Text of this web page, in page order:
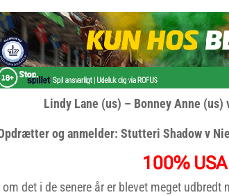
Lindy Lane (us) – Bonney Anne (us)
og anmelder: Stutteri Shadow v
100% USA
om det i de senere år er blevet meget udbredt